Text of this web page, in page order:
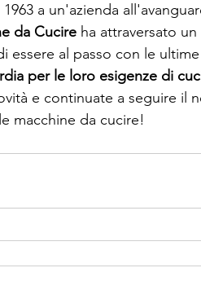
a un'azienda
da Cucire ha attraversato
essere al passo con le
per le loro esigenze di
e continuate a seguire il
macchine da cucire!